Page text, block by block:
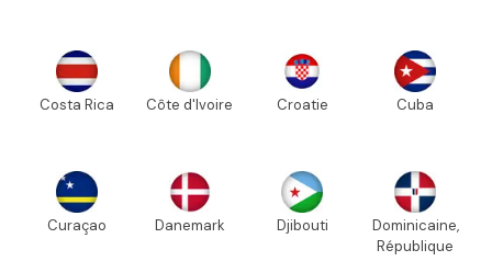
Costa Rica Côte d'Ivoire Croatie Cuba
Curaçao Danemark Djibouti
Dominicaine,
République